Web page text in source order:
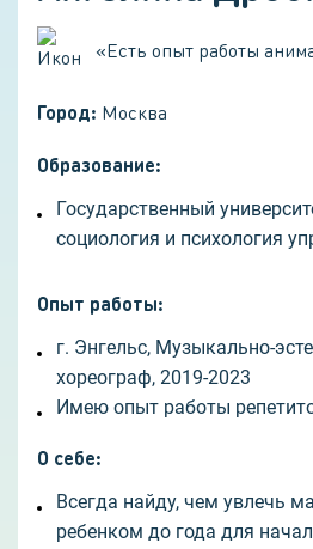
«Есть опыт работы
Город: Москва
Образование:
Государственный
социология и психология
Опыт работы:
г. Энгельс, Музыкально-
хореограф, 2019-2023
Имею опыт работы
О себе:
Всегда найду, чем увлечь
ребенком до года для